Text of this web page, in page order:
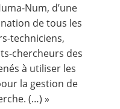
Num, d’une
de tous les
techniciens,
chercheurs des
à utiliser les
la gestion de
(…) »